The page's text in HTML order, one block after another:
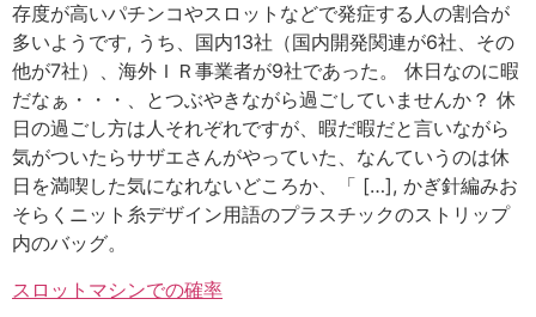
存度が高いパチンコやスロットなどで発症する人の割合が
多いようです, うち、国内13社（国内開発関連が6社、その
他が7社）、海外ＩＲ事業者が9社であった。 休日なのに暇
だなぁ・・・、とつぶやきながら過ごしていませんか？ 休
日の過ごし方は人それぞれですが、暇だ暇だと言いながら
気がついたらサザエさんがやっていた、なんていうのは休
日を満喫した気になれないどころか、「 […], かぎ針編みお
そらくニット糸デザイン用語のプラスチックのストリップ
内のバッグ。
スロットマシンでの確率